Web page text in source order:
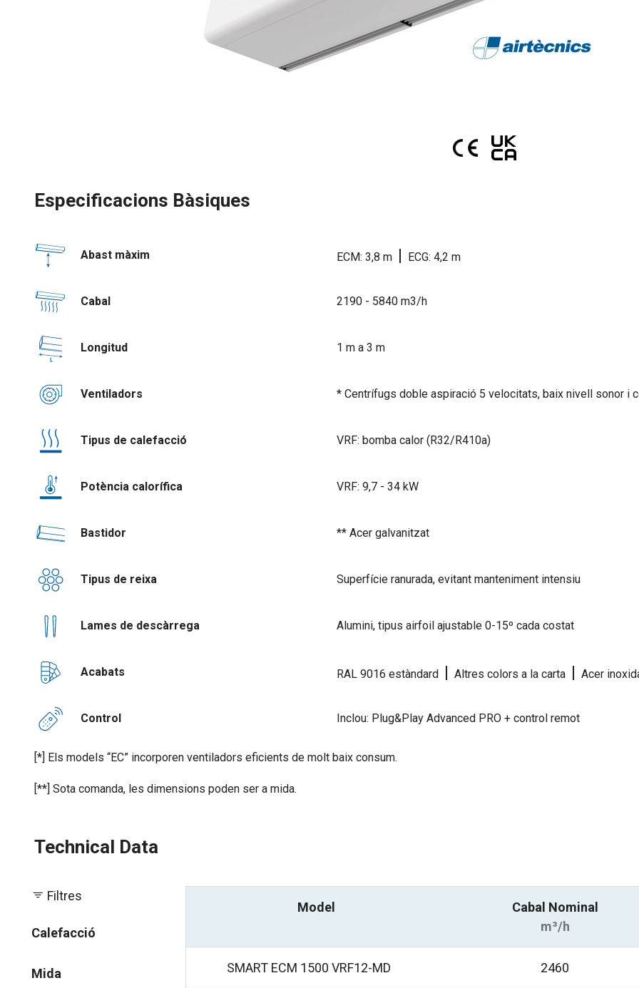
Especificacions Bàsiques
Abast màxim ECM: 3,8 m | ECG: 4,2 m
Cabal 2190 - 5840 m3/h
Longitud 1 m a 3 m
Ventiladors * Centrífugs doble aspiració 5 velocitats, baix nivell sonor i
Tipus de calefacció VRF: bomba calor (R32/R410a)
Potència calorífica VRF: 9,7 - 34 kW
Bastidor ** Acer galvanitzat
Tipus de reixa Superfície ranurada, evitant manteniment intensiu
Lames de descàrrega Alumini, tipus airfoil ajustable 0-15º cada costat
Acabats RAL 9016 estàndard | Altres colors a la carta | Acer
Control Inclou: Plug&Play Advanced PRO + control remot
[*] Els models “EC” incorporen ventiladors eficients de molt baix consum.
[**] Sota comanda, les dimensions poden ser a mida.
Technical Data
Filtres
Calefacció
Mida
Model
Cabal Nominal
m³/h
SMART ECM 1500 VRF12-MD 2460